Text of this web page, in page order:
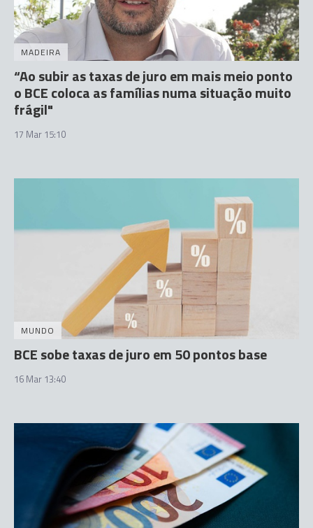
MADEIRA
“Ao subir as taxas de juro em mais meio ponto
o BCE coloca as famílias numa situação muito
frágil"
17 Mar 15:10
MUNDO
BCE sobe taxas de juro em 50 pontos base
16 Mar 13:40